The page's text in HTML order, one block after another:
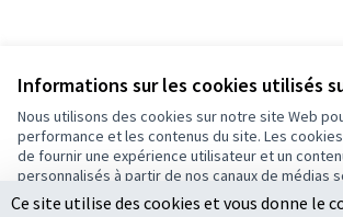
Informations sur les cookies utilisés
Nous utilisons des cookies sur notre site Web
performance et les contenus du site. Les
de fournir une expérience utilisateur et un
personnalisés à partir de nos canaux de médias
Tout accepter
Les mieux notésLes plus récents
Les plus
anciens
Les commentaires sont actuellement
vous pouvez lire ceux déjà saisis.
Ce site utilise des cookies et vous donne le